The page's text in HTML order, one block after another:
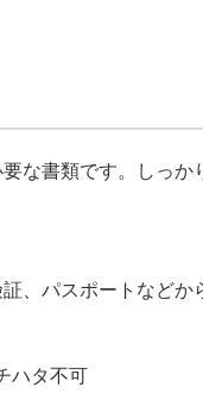
な書類です。しっか
、パスポートなどか
ハタ不可